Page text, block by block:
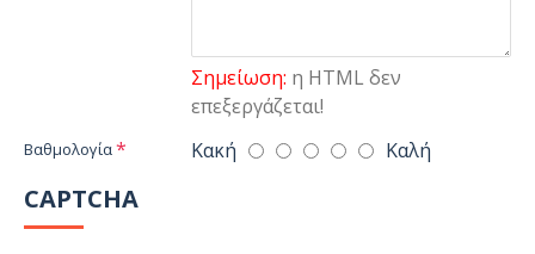
Σημείωση: η HTML δεν
επεξεργάζεται!
Βαθμολογία Κακή Καλή
CAPTCHA